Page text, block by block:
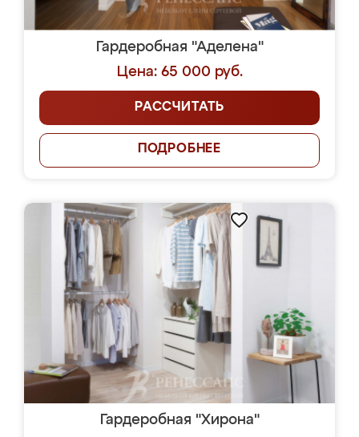
Гардеробная "Аделена"
Цена: 65 000 руб.
РАССЧИТАТЬ
ПОДРОБНЕЕ
Гардеробная "Хирона"